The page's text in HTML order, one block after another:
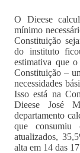
O Dieese
mínimo
Constituição
do instituto
estimativa que
Constituição –
necessidades
Isso está na
Dieese José
departamento
que consumiu
atualizados,
alta em 14 das